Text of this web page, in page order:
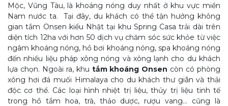
Mộc, Vũng Tàu, là khoáng nóng duy nhất ở khu vực miền
Nam nước ta. Tại đây, du khách có thể tận hưởng không
gian tắm Onsen kiểu Nhật tại khu Spring Casa trải dài trên
diện tích 12ha với hơn 50 dịch vụ chăm sóc sức khỏe từ việc
ngâm khoáng nóng, hồ bơi khoáng nóng, spa khoáng nóng
đến nhiều liệu pháp xông nóng và xông lạnh cho du khách
lựa chọn. Ngoài ra, khu tắm khoáng Onsen còn có phòng
xông hơi đá muối Himalaya cho du khách thư giãn và thải
độc cơ thể. Các loại hình nhiệt trị liệu, thủy trị liệu tinh tế
trong hồ tắm hoa, trà, thảo dược, rượu vang… cũng là